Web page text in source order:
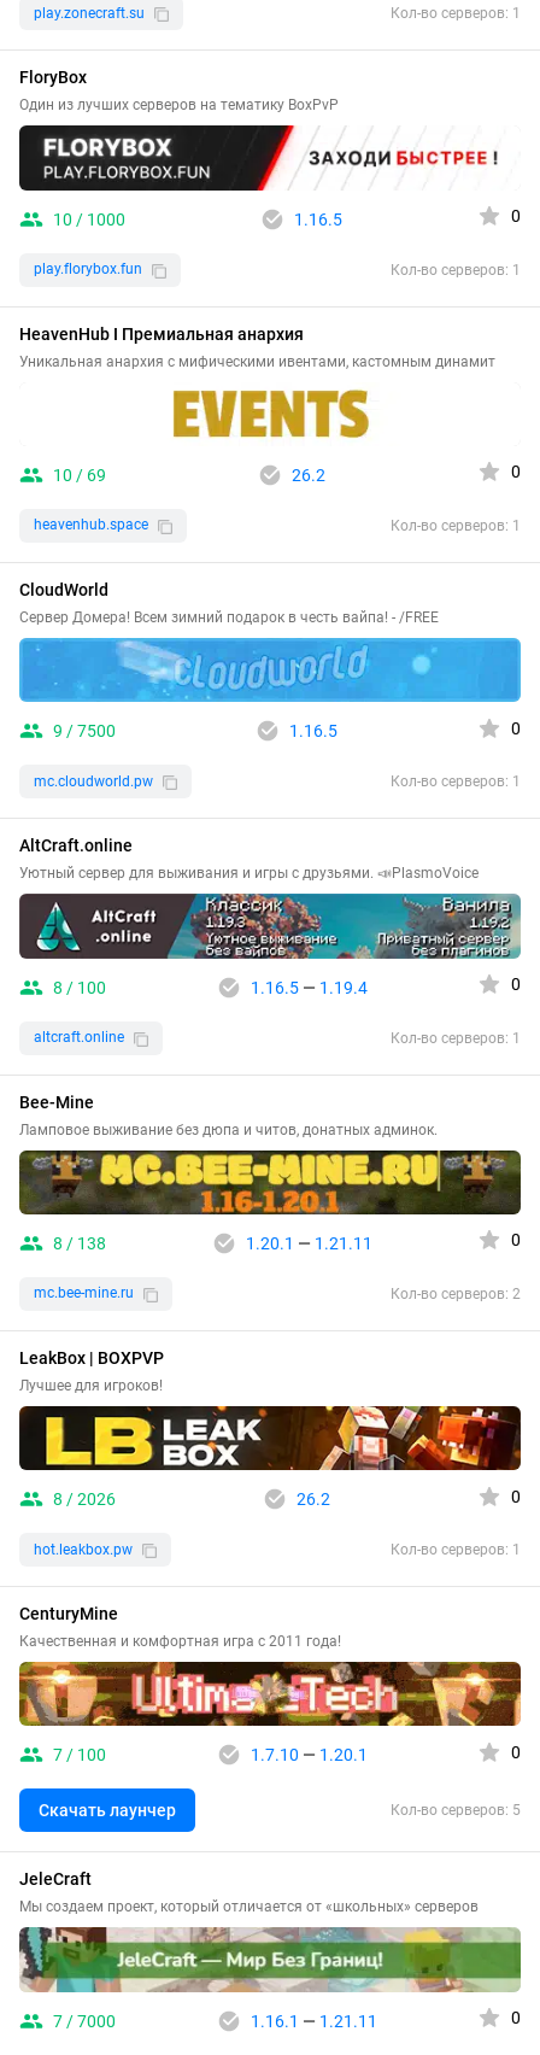
play.zonecraft.su Кол-во серверов: 1
FloryBox
Один из лучших серверов на тематику BoxPvP
10 / 1000 1.16.5 0
play.florybox.fun Кол-во серверов: 1
HeavenHub I Премиальная анархия
Уникальная анархия с мифическими ивентами, кастомным динамит
10 / 69 26.2 0
heavenhub.space Кол-во серверов: 1
CloudWorld
Сервер Домера! Всем зимний подарок в честь вайпа! - /FREE
9 / 7500 1.16.5 0
mc.cloudworld.pw Кол-во серверов: 1
AltCraft.online
Уютный сервер для выживания и игры с друзьями. 📣PlasmoVoice
8 / 100 1.16.5— 1.19.4 0
altcraft.online Кол-во серверов: 1
Bee-Mine
Ламповое выживание без дюпа и читов, донатных админок.
8 / 138 1.20.1 — 1.21.11 0
mc.bee-mine.ru Кол-во серверов: 2
LeakBox | BOXPVP
Лучшее для игроков!
8 / 2026 26.2 0
hot.leakbox.pw Кол-во серверов: 1
CenturyMine
Качественная и комфортная игра с 2011 года!
7 / 100 1.7.10 — 1.20.1 0
Скачать лаунчер Кол-во серверов: 5
JeleCraft
Мы создаем проект, который отличается от «школьных» серверов
7 / 7000 1.16.1 — 1.21.11 0